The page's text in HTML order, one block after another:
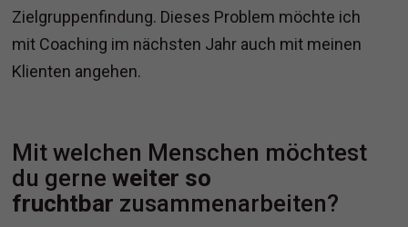
Zielgruppenfindung. Dieses Problem möchte ich
mit Coaching im nächsten Jahr auch mit meinen
Klienten angehen.
Mit welchen Menschen möchtest
du gerneweiter so
fruchtbar zusammenarbeiten?